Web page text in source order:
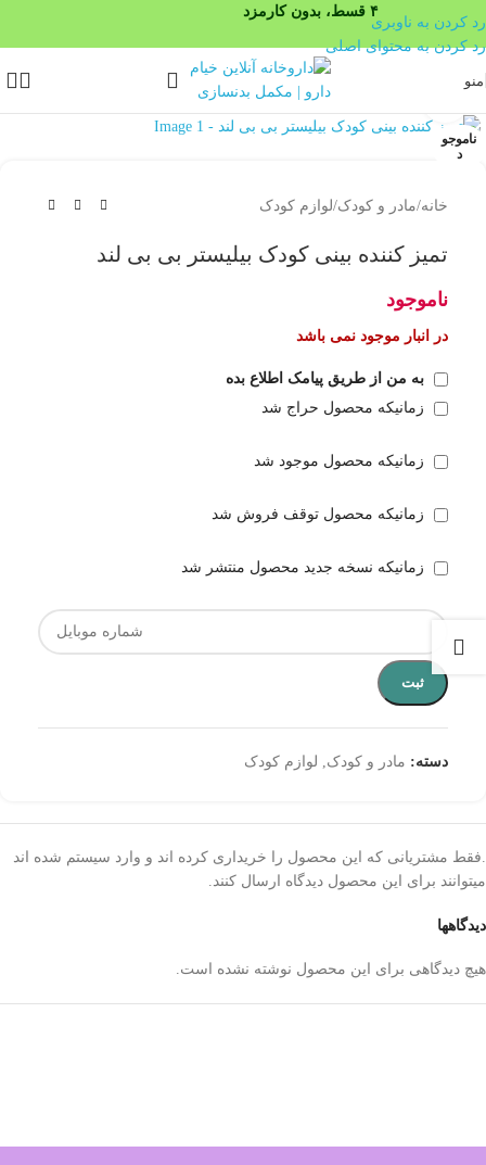
رد کردن به ناوبری
رد کردن به محتوای اصلی
منو
ناموجو
د
بزرگنمایی تصویر
خانه/مادر و کودک/لوازم کودک
تمیز کننده بینی کودک بیلیستر بی بی لند
ناموجود
در انبار موجود نمی باشد
به من از طریق پیامک اطلاع بده
زمانیکه محصول حراج شد
زمانیکه محصول موجود شد
زمانیکه محصول توقف فروش شد
زمانیکه نسخه جدید محصول منتشر شد
ثبت
دسته: مادر و کودک لوازم کودک
دیدگاهها
هیچ دیدگاهی برای این محصول نوشته نشده است.
.فقط مشتریانی که این محصول را خریداری کرده اند و وارد سیستم شده اند
میتوانند برای این محصول دیدگاه ارسال کنند.